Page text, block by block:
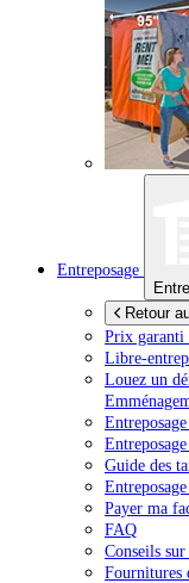
Entreposage
Retour
Prix garanti
Libre-
Louez un
Guide des
Payer ma
FAQ
Conseils
Fournitures